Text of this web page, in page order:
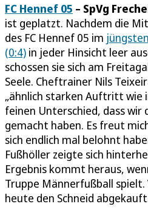
FC Hennef 05 – SpVg
ist geplatzt. Nachdem die
des FC Hennef 05 im
(0:4) in jeder Hinsicht leer
schossen sie sich am
Seele. Cheftrainer Nils
„ähnlich starken Auftritt wie
feinen Unterschied, dass wir
gemacht haben. Es freut
sich endlich mal belohnt
Fußhöller zeigte sich
Ergebnis kommt heraus,
Truppe Männerfußball spielt.
heute den Schneid